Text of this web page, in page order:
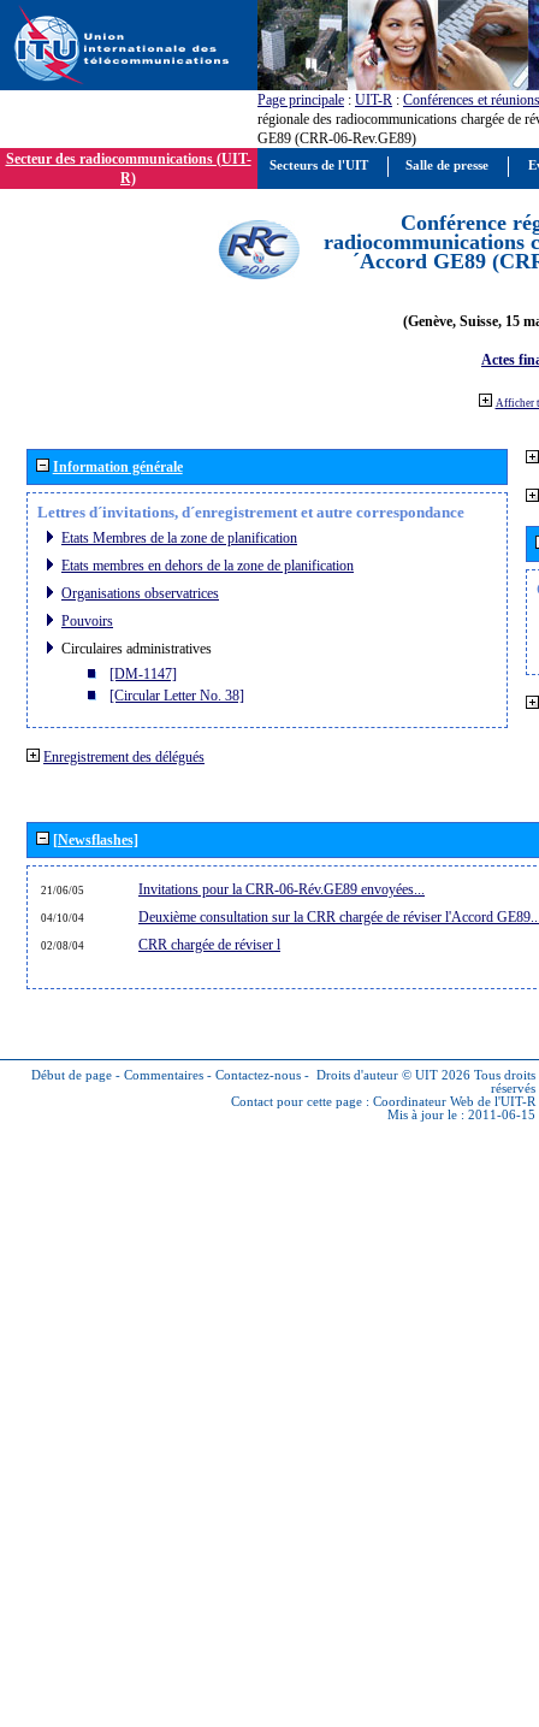
Page principale : UIT-R : Conférences et réunions
régionale des radiocommunications chargée de
GE89 (CRR-06-Rev.GE89)
Secteur des radiocommunications (UIT-
R)
Conférence
radiocommunications
´Accord GE89
(Genève, Suisse, 15
Actes
Afficher
Information générale
Lettres d´invitations, d´enregistrement et autre correspondance
Etats Membres de la zone de planification
Etats membres en dehors de la zone de planification
Organisations observatrices
Pouvoirs
Circulaires administratives
[DM-1147]
[Circular Letter No. 38]
Enregistrement des délégués
[Newsflashes]
21/06/05 Invitations pour la CRR-06-Rév.GE89 envoyées...
04/10/04 Deuxième consultation sur la CRR chargée de réviser l'Accord
02/08/04 CRR chargée de réviser l
Début de page - Commentaires - Contactez-nous - Droits d'auteur © UIT 2026 Tous droits
réservés
Contact pour cette page : Coordinateur Web de l'UIT-R
Mis à jour le : 2011-06-15
Secteurs de l'UIT Salle de presse